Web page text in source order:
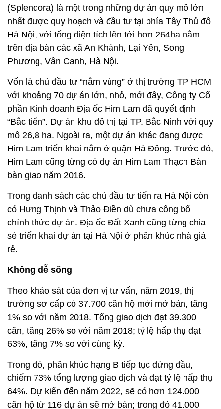
(Splendora) là một trong những dự án quy mô lớn
nhất được quy hoạch và đầu tư tại phía Tây Thủ đô
Hà Nội, với tổng diện tích lên tới hơn 264ha nằm
trên địa bàn các xã An Khánh, Lại Yên, Song
Phương, Vân Canh, Hà Nội.
Vốn là chủ đầu tư “nằm vùng” ở thị trường TP HCM
với khoảng 70 dự án lớn, nhỏ, mới đây, Công ty Cổ
phần Kinh doanh Địa ốc Him Lam đã quyết định
“Bắc tiến”. Dự án khu đô thị tại TP. Bắc Ninh với quy
mô 26,8 ha. Ngoài ra, một dự án khác đang được
Him Lam triển khai nằm ở quận Hà Đông. Trước đó,
Him Lam cũng từng có dự án Him Lam Thạch Bàn
bàn giao năm 2016.
Trong danh sách các chủ đầu tư tiến ra Hà Nội còn
có Hưng Thịnh và Thảo Điền dù chưa công bố
chính thức dự án. Địa ốc Đất Xanh cũng từng chia
sẻ triển khai dự án tại Hà Nội ở phân khúc nhà giá
rẻ.
Không dễ sống
Theo khảo sát của đơn vị tư vấn, năm 2019, thị
trường sơ cấp có 37.700 căn hộ mới mở bán, tăng
1% so với năm 2018. Tổng giao dịch đạt 39.300
căn, tăng 26% so với năm 2018; tỷ lệ hấp thụ đạt
63%, tăng 7% so với cùng kỳ.
Trong đó, phân khúc hạng B tiếp tục đứng đầu,
chiếm 73% tổng lượng giao dịch và đạt tỷ lệ hấp thụ
64%. Dự kiến đến năm 2022, sẽ có hơn 124.000
căn hộ từ 116 dự án sẽ mở bán; trong đó 41.000